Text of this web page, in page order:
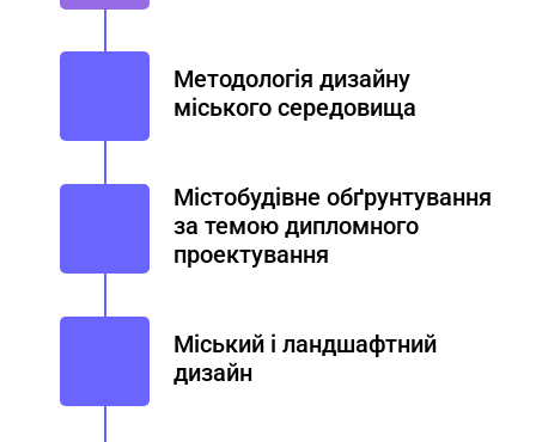
Методологія дизайну
міського середовища
Містобудівне обґрунтування
за темою дипломного
проектування
Міський і ландшафтний
дизайн